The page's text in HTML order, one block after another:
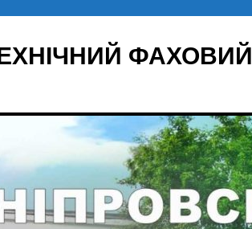
ФАХОВИЙ